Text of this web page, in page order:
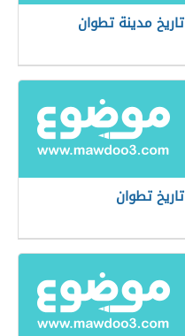
تاريخ مدينة تطوان
تاريخ تطوان